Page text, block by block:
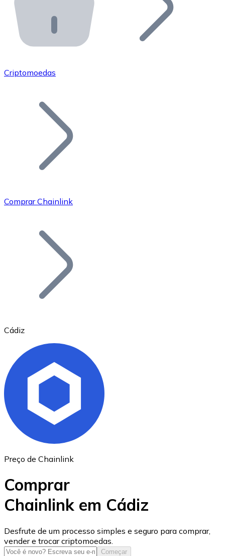
API Bitnovo
Integre nossa API no seu ecossistema.
Junte-se à nossa rede de revendedores e comercialize
Adicione o token do seu projeto ao nosso serviço de
Bitcoin
Ethereum
USD Coin
USDC
Criptomoedas
Comprar Chainlink
Cádiz
Preço de Chainlink
Comprar
Chainlink em Cádiz
Desfrute de um processo simples e seguro para comprar,
vender e trocar criptomoedas.
Começar